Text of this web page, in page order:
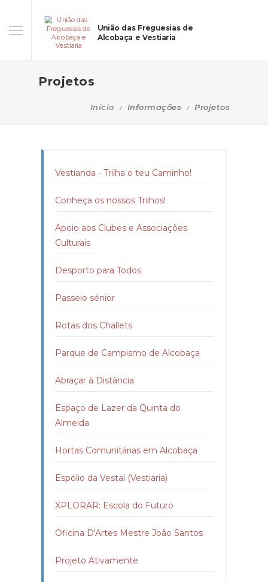
União das Freguesias de
Alcobaça e Vestiaria
Projetos
Início Informações Projetos
Vestíanda - Trilha o teu Caminho!
Conheça os nossos Trilhos!
Apoio aos Clubes e Associações
Culturais
Desporto para Todos
Passeio sénior
Rotas dos Challets
Parque de Campismo de Alcobaça
Abraçar à Distância
Espaço de Lazer da Quinta do
Almeida
Hortas Comunitárias em Alcobaça
Espólio da Vestal (Vestiaria)
XPLORAR: Escola do Futuro
Oficina D'Artes Mestre João Santos
Projeto Ativamente